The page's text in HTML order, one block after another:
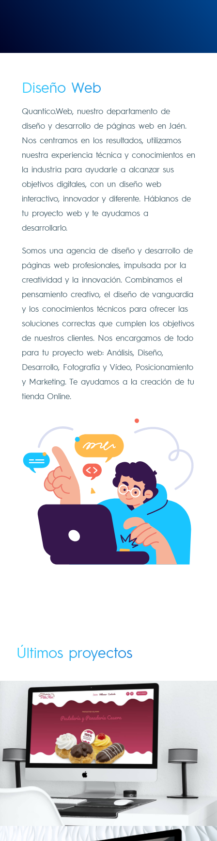
Diseño Web
Quantico.Web, nuestro departamento de
diseño y desarrollo de páginas web en Jaén.
Nos centramos en los resultados, utilizamos
nuestra experiencia técnica y conocimientos en
la industria para ayudarle a alcanzar sus
objetivos digitales, con un diseño web
interactivo, innovador y diferente. Háblanos de
tu proyecto web y te ayudamos a
desarrollarlo.
Somos una agencia de diseño y desarrollo de
páginas web profesionales, impulsada por la
creatividad y la innovación. Combinamos el
pensamiento creativo, el diseño de vanguardia
y los conocimientos técnicos para ofrecer las
soluciones correctas que cumplen los objetivos
de nuestros clientes. Nos encargamos de todo
para tu proyecto web: Análisis, Diseño,
Desarrollo, Fotografía y Vídeo, Posicionamiento
y Marketing. Te ayudamos a la creación de tu
tienda Online.
Últimos proyectos
Productos Villamar